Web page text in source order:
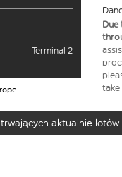
Terminal 2
take
aktualnie lotów